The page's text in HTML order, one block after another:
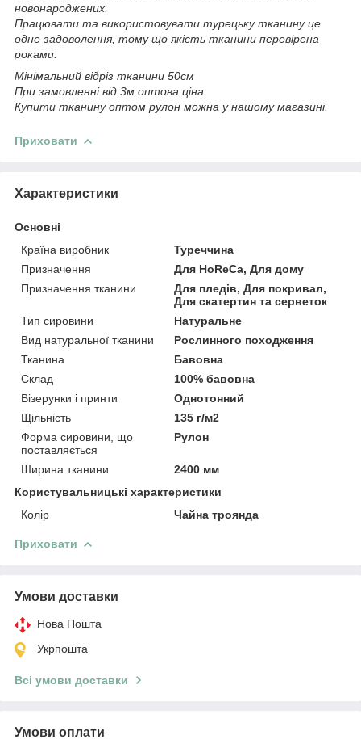
новонароджених.
Працювати та використовувати турецьку тканину це
одне задоволення, тому що якість тканини перевірена
роками.
Мінімальний відріз тканини 50см
При замовленні від 3м оптова ціна.
Купити тканину оптом рулон можна у нашому магазині.
Приховати
Характеристики
Основні
Країна виробник
Туреччина
Призначення
Для HoReCa, Для дому
Призначення тканини
Для пледів, Для покривал,
Для скатертин та серветок
Тип сировини
Натуральне
Вид натуральної тканини
Рослинного походження
Тканина
Бавовна
Склад
100% бавовна
Візерунки і принти
Однотонний
Щільність
135 г/м2
Форма сировини, що
поставляється
Рулон
Ширина тканини
2400 мм
Користувальницькі характеристики
Колір
Чайна троянда
Приховати
Умови доставки
Нова Пошта
Укрпошта
Всі умови доставки
Умови оплати